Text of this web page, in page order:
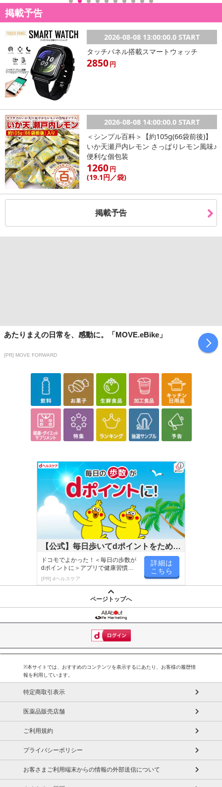
掲載予告
2026-08-08 13:00:00.0 START
タッチパネル搭載スマートウォッチ
2850円
2026-08-08 14:00:00.0 START
＜シンプル百科＞【約105g(66袋前後)】
いか天瀬戸内レモン さっぱりレモン風味♪
便利な個包装
1260円
(19.1円 ／袋)
掲載予告
あたりまえの日常を、感動に。「MOVE.eBike」
[PR] MOVE FORWARD
【公式】毎日歩いてdポイントをためよ
う！
ドコモでよかった！＜毎日の歩数が
dポイントに＞アプリで健康習慣が
楽しく続く！
[PR] dヘルスケア
詳細は
こちら
ページトップへ
※本サイトでは、おすすめのコンテンツを表示するにあたり、お客様の履歴情
報を利用しています。
特定商取引表示
医薬品販売店舗
ご利用規約
プライバシーポリシー
お客さまご利用端末からの情報の外部送信について